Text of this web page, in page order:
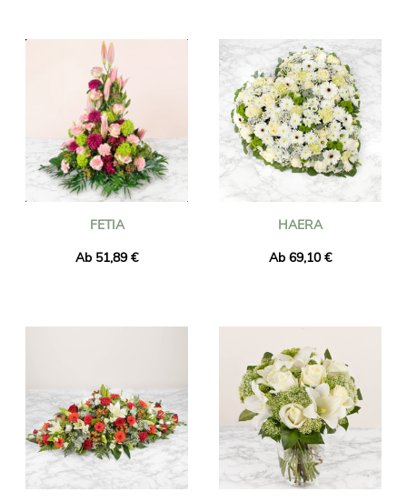
FETIA
Ab 51,89 €
HAERA
Ab 69,10 €